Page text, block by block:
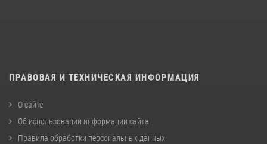
ПРАВОВАЯ И ТЕХНИЧЕСКАЯ ИНФОРМАЦИЯ
О сайте
Об использовании информации сайта
Правила обработки персональных данных